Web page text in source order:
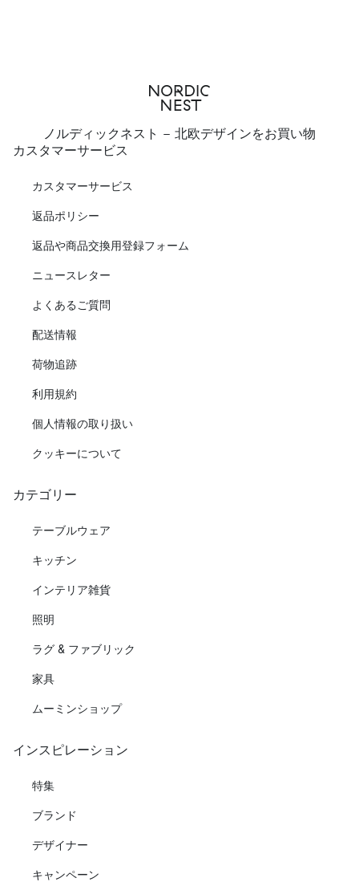
ノルディックネスト - 北欧デザインをお買い物
カスタマーサービス
カスタマーサービス
返品ポリシー
返品や商品交換用登録フォーム
ニュースレター
よくあるご質問
配送情報
荷物追跡
利用規約
個人情報の取り扱い
クッキーについて
カテゴリー
テーブルウェア
キッチン
インテリア雑貨
照明
ラグ & ファブリック
家具
ムーミンショップ
インスピレーション
特集
ブランド
デザイナー
キャンペーン